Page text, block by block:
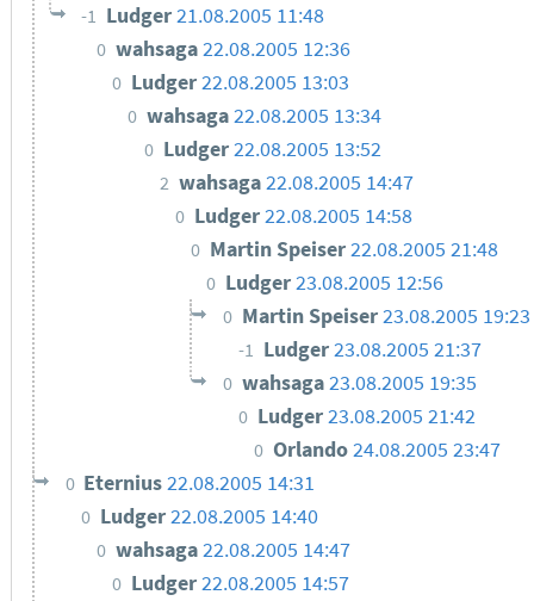
-1 Ludger21.08.2005 11:48
0 wahsaga22.08.2005 12:36
0 Ludger22.08.2005 13:03
0 wahsaga22.08.2005 13:34
0 Ludger22.08.2005 13:52
2 wahsaga22.08.2005 14:47
0 Ludger22.08.2005 14:58
0 Martin Speiser22.08.2005 21:48
0 Ludger23.08.2005 12:56
0 Martin Speiser23.08.2005 19:23
-1 Ludger23.08.2005 21:37
0 wahsaga23.08.2005 19:35
0 Ludger23.08.2005 21:42
0 Orlando24.08.2005 23:47
0 Eternius22.08.2005 14:31
0 Ludger22.08.2005 14:40
0 wahsaga22.08.2005 14:47
0 Ludger22.08.2005 14:57